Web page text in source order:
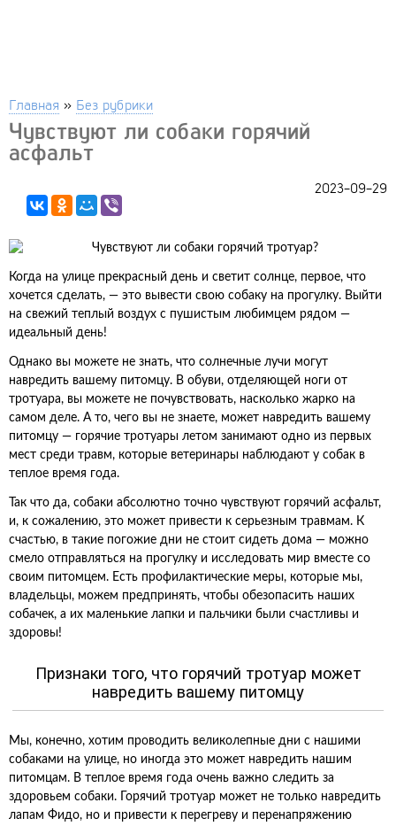
Главная » Без рубрики
Чувствуют ли собаки горячий
асфальт
2023-09-29
Когда на улице прекрасный день и светит солнце, первое, что
хочется сделать, — это вывести свою собаку на прогулку. Выйти
на свежий теплый воздух с пушистым любимцем рядом —
идеальный день!
Однако вы можете не знать, что солнечные лучи могут
навредить вашему питомцу. В обуви, отделяющей ноги от
тротуара, вы можете не почувствовать, насколько жарко на
самом деле. А то, чего вы не знаете, может навредить вашему
питомцу — горячие тротуары летом занимают одно из первых
мест среди травм, которые ветеринары наблюдают у собак в
теплое время года.
Так что да, собаки абсолютно точно чувствуют горячий асфальт,
и, к сожалению, это может привести к серьезным травмам. К
счастью, в такие погожие дни не стоит сидеть дома — можно
смело отправляться на прогулку и исследовать мир вместе со
своим питомцем. Есть профилактические меры, которые мы,
владельцы, можем предпринять, чтобы обезопасить наших
собачек, а их маленькие лапки и пальчики были счастливы и
здоровы!
Признаки того, что горячий тротуар может
навредить вашему питомцу
Мы, конечно, хотим проводить великолепные дни с нашими
собаками на улице, но иногда это может навредить нашим
питомцам. В теплое время года очень важно следить за
здоровьем собаки. Горячий тротуар может не только навредить
лапам Фидо, но и привести к перегреву и перенапряжению